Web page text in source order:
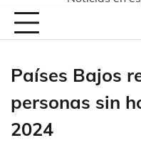
Países Bajos
personas sin
2024